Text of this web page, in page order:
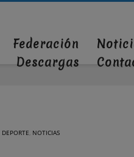
Federación
Descargas
DEPORTE, NOTICIAS